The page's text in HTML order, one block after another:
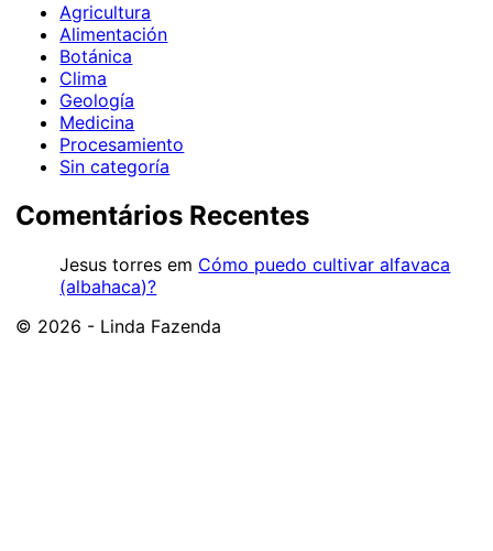
Agricultura
Alimentación
Botánica
Clima
Geología
Medicina
Procesamiento
Sin categoría
Comentários Recentes
Jesus torres em Cómo puedo cultivar alfavaca
(albahaca)?
© 2026 - Linda Fazenda